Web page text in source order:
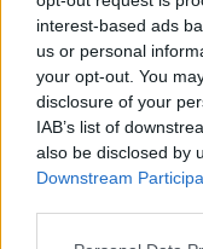
interest-based ads
us or personal
your opt-out. You
disclosure of your
IAB’s list of
also be disclosed by
Downstream
Please note that this
AVIF(223 KB)
WebP (681
JPEG(1.9 MB)
Komiskt stor
Laddar